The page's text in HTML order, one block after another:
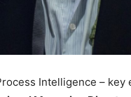
Intelligence – key